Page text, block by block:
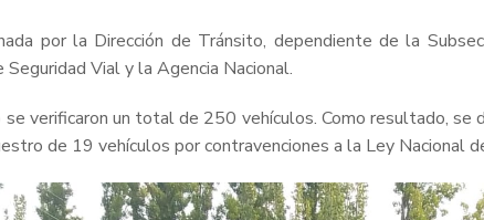
por la Dirección de Tránsito, dependiente de la
Seguridad Vial y la Agencia Nacional.
verificaron un total de 250 vehículos. Como resultado,
de 19 vehículos por contravenciones a la Ley Nacional